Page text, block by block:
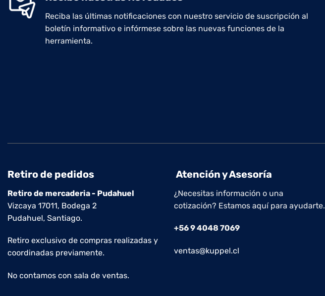
Reciba las últimas notificaciones con nuestro servicio de suscripción al
boletín informativo e infórmese sobre las nuevas funciones de la
herramienta.
Retiro de pedidos
Retiro de mercaderia - Pudahuel
Vizcaya 17011, Bodega 2
Pudahuel, Santiago.
Retiro exclusivo de compras realizadas y
coordinadas previamente.
No contamos con sala de ventas.
Atención y Asesoría
¿Necesitas información o una
cotización? Estamos aquí para ayudarte.
+56 9 4048 7069
ventas@kuppel.cl